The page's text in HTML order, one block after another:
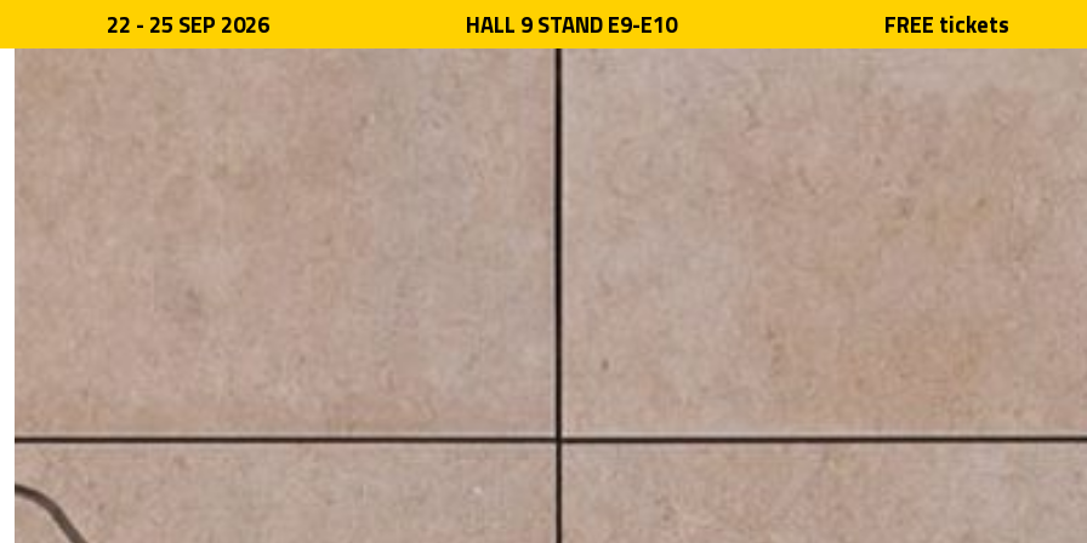
22 - 25 SEP 2026 HALL 9 STAND E9-E10 FREE tickets